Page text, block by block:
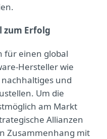
zum Erfolg
für einen global
Hersteller wie
nachhaltiges und
Um die
am Markt
Allianzen
Zusammenhang mit